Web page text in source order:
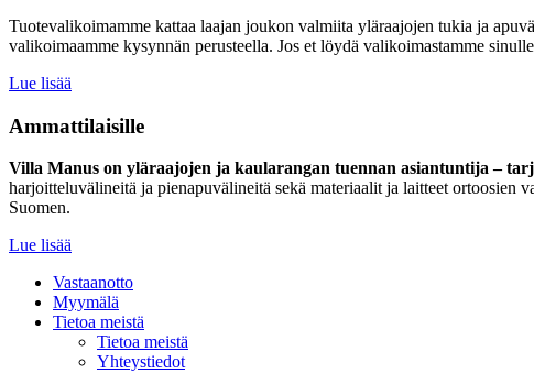
Tuotevalikoimamme kattaa laajan joukon valmiita yläraajojen tukia ja
valikoimaamme kysynnän perusteella. Jos et löydä valikoimastamme
Lue lisää
Ammattilaisille
Villa Manus on yläraajojen ja kaularangan tuennan asiantuntija –
harjoitteluvälineitä ja pienapuvälineitä sekä materiaalit ja laitteet ortoosien
Suomen.
Lue lisää
Vastaanotto
Myymälä
Tietoa meistä
Tietoa meistä
Yhteystiedot